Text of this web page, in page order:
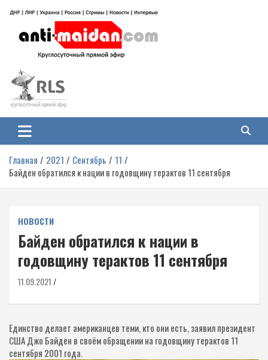
содержимому
Антимайдан: Гражданская война
на Украине
гражданской войне на Украине, включая события в Новороссии, ДНР,
ЛНР и других регионах.
Главная 2021 Сентябрь
11
Байден обратился к нации в годовщину терактов 11 сентября
НОВОСТИ
Байден обратился к нации в
годовщину терактов 11 сентября
11.09.2021
Единство делает американцев теми, кто они есть, заявил президент
США Джо Байден в своём обращении на годовщину терактов 11
сентября 2001 года.